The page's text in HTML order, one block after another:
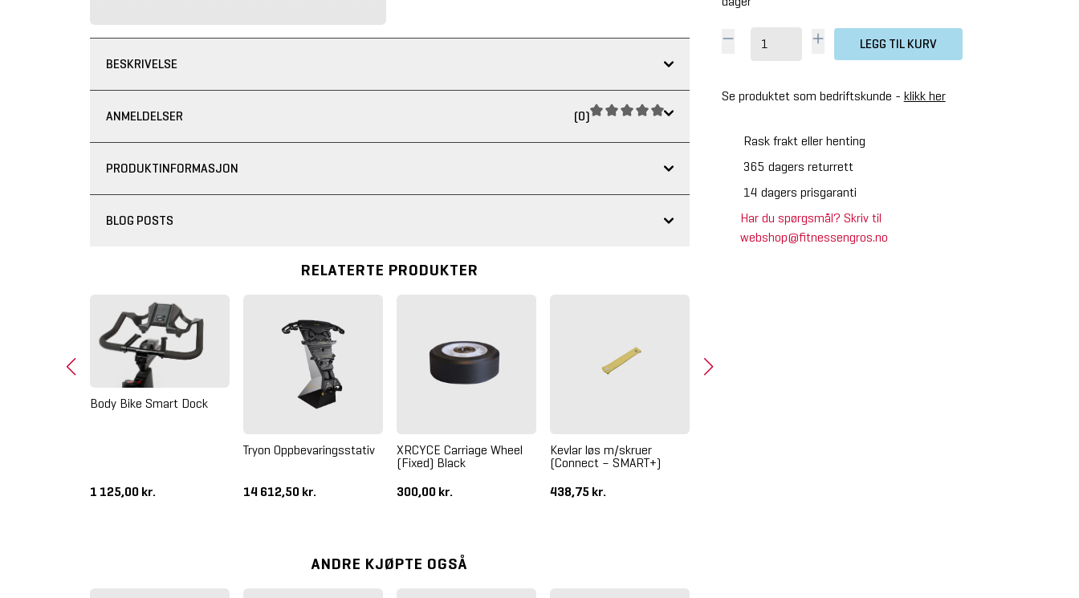
LEGG TIL KURV
Se produktet som bedriftskunde - klikk her
Rask frakt eller henting
365 dagers returrett
14 dagers prisgaranti
Har du spørgsmål? Skriv til
webshop@fitnessengros.no
BESKRIVELSE
ANMELDELSER (0)
PRODUKTINFORMASJON
BLOG POSTS
RELATERTE PRODUKTER
Body Bike Smart Dock
1 125,00 kr.
Tryon Oppbevaringsstativ
14 612,50 kr.
XRCYCE Carriage Wheel
(Fixed) Black
300,00 kr.
Kevlar løs m/skruer
(Connect – SMART+)
438,75 kr.
ANDRE KJØPTE OGSÅ